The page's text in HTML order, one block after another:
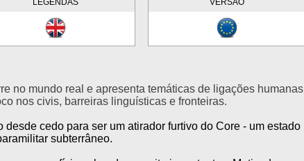
LEGENDAS VERSÃO
no mundo real e apresenta temáticas de ligações humanas
nos civis, barreiras linguísticas e fronteiras.
cedo para ser um atirador furtivo do Core - um estado
subterrâneo.